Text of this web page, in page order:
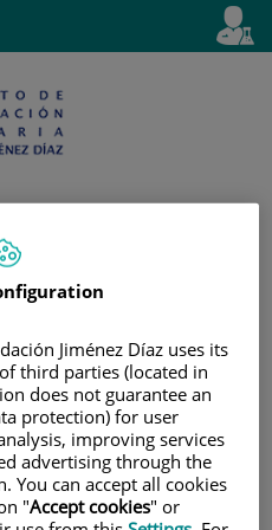
activo
es
Jiménez Díaz uses its
third parties (located in
does not guarantee an
protection) for user
improving services
advertising through the
You can accept all cookies
"Accept cookies" or